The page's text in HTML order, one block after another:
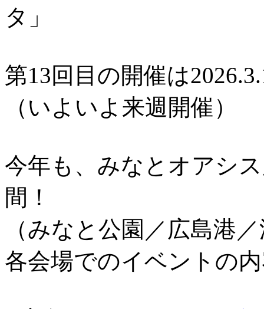
タ」
第13回目の開催は
（いよいよ来週開催）
今年も、みなとオアシ
間！
（みなと公園／広島港
各会場でのイベントの